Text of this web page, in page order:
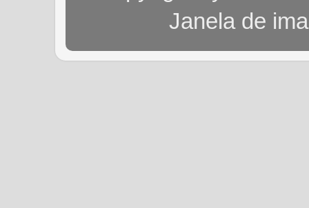
Janela de